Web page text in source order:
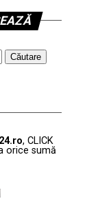
, CLICK
orice sumă